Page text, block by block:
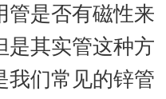
是否有磁性来
是其实管这种方
我们常见的锌管